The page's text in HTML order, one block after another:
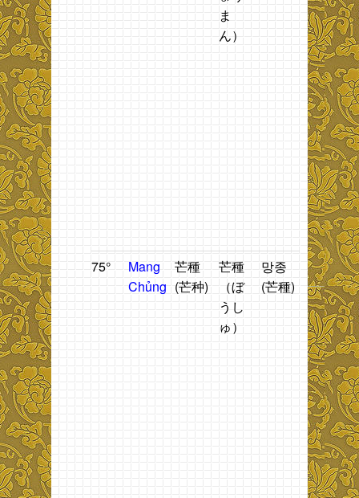
ま
ん）
vàng.
75°
Mang
Chủng
芒種
(芒种)
芒種
（ぼ
うし
ゅ）
망종
(芒種)
Chòm
sao
Tua
Rua
bắt
đầu
mọc.